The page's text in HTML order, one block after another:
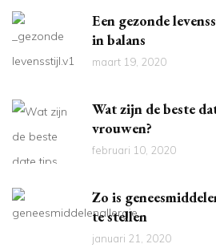
Een gezonde
in balans
maart 19, 2020
Wat zijn de beste
vrouwen?
februari 10, 2020
Zo is
te stellen
januari 21, 2020